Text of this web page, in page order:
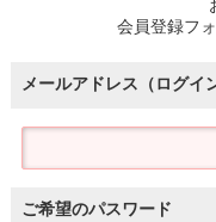
会員登録フ
メールアドレス（ログイ
ご希望のパスワード